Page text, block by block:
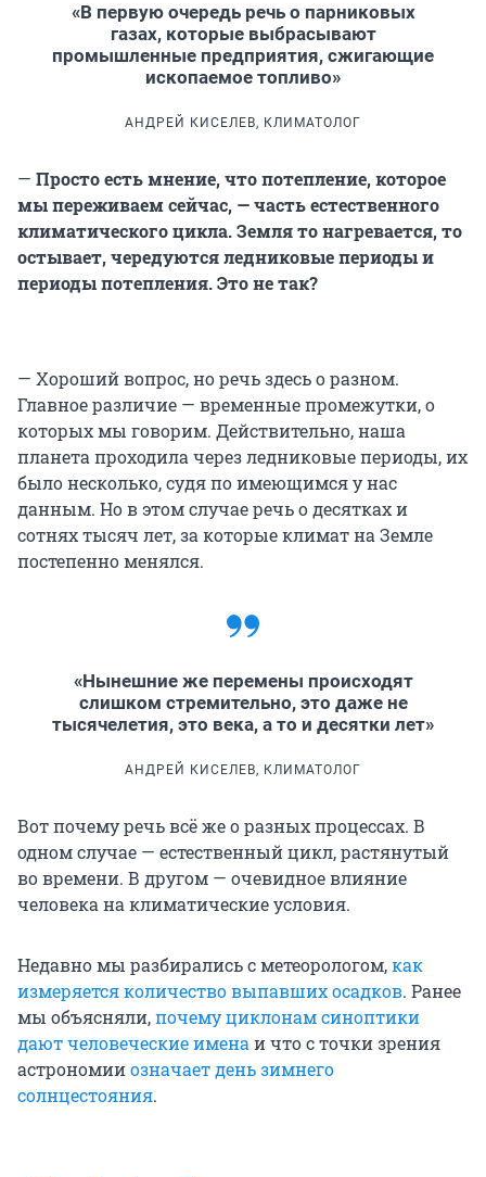
«В первую очередь речь о парниковых
газах, которые выбрасывают
промышленные предприятия, сжигающие
ископаемое топливо»
АНДРЕЙ КИСЕЛЕВ, КЛИМАТОЛОГ
— Просто есть мнение, что потепление, которое
мы переживаем сейчас, — часть естественного
климатического цикла. Земля то нагревается, то
остывает, чередуются ледниковые периоды и
периоды потепления. Это не так?
— Хороший вопрос, но речь здесь о разном.
Главное различие — временные промежутки, о
которых мы говорим. Действительно, наша
планета проходила через ледниковые периоды, их
было несколько, судя по имеющимся у нас
данным. Но в этом случае речь о десятках и
сотнях тысяч лет, за которые климат на Земле
постепенно менялся.
«Нынешние же перемены происходят
слишком стремительно, это даже не
тысячелетия, это века, а то и десятки лет»
АНДРЕЙ КИСЕЛЕВ, КЛИМАТОЛОГ
Вот почему речь всё же о разных процессах. В
одном случае — естественный цикл, растянутый
во времени. В другом — очевидное влияние
человека на климатические условия.
Недавно мы разбирались с метеорологом,как
измеряется количество выпавших осадков. Ранее
мы объясняли,почему циклонам синоптики
дают человеческие именаи что с точки зрения
астрономииозначает день зимнего
солнцестояния.